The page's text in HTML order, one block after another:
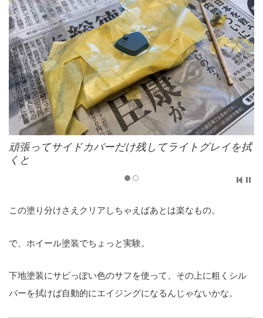
頑張ってサイドカバーだけ残してライトグレイを拭
くと
この塗り分けさえクリアしちゃえばあとは楽なもの。
で、ホイール塗装でちょっと実験。
下地塗装にサビっぽい色のサフを使って、その上に粗くシル
バーを拭けば自動的にエイジングになるんじゃないかな。